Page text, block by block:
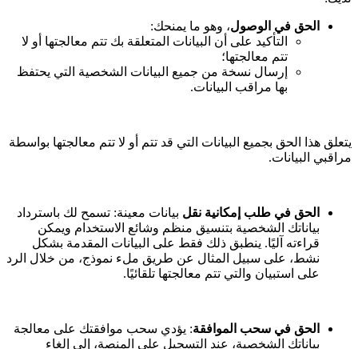
الحق في الوصول، وهو ما يمنحك:
التأكيد على أن البيانات المتعلقة بك تتم معالجتها أو لا
تتم معالجتها؛
إرسال نسخة من جميع البيانات الشخصية التي يحتفظ
بها مراقب البيانات.
يتعلق هذا الحق بجميع البيانات التي قد تتم أو لا تتم معالجتها بواسطة
مراقبي البيانات.
الحق في طلب إمكانية نقل بيانات معينة: تسمح لك باسترداد
بياناتك الشخصية بتنسيق منظم وشائع الاستخدام ويمكن
قراءته آليًا. ينطبق ذلك فقط على البيانات المقدمة بشكل
نشط، على سبيل المثال عن طريق ملء نموذج، من خلال الرد
على استبيان والتي تتم معالجتها تلقائيًا.
الحق في سحب الموافقة: يؤدي سحب موافقتك على معالجة
بياناتك الشخصية، عند التسجيل على المنصة، إلى إلغاء